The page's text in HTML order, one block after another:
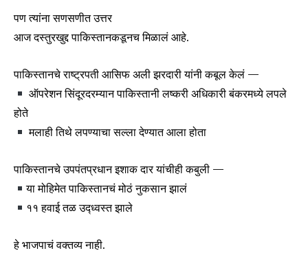
Join our community of
SUBSCRIBERS and be part of the
To subscribe, simply enter your email address on our website
or click the subscribe button below. Don't worry, we respect
your privacy and won't spam your inbox. Your information is
पण त्यांना सणसणीत उत्तर
आज दस्तुरखुद्द पाकिस्तानकडूनच मिळालं आहे.
पाकिस्तानचे राष्ट्रपती आसिफ अली झरदारी यांनी कबूल केलं —
ऑपरेशन सिंदूरदरम्यान पाकिस्तानी लष्करी अधिकारी बंकरमध्ये लपले
होते
मलाही तिथे लपण्याचा सल्ला देण्यात आला होता
पाकिस्तानचे उपपंतप्रधान इशाक दार यांचीही कबुली —
या मोहिमेत पाकिस्तानचं मोठं नुकसान झालं
११ हवाई तळ उद्ध्वस्त झाले
हे भाजपाचं वक्तव्य नाही.